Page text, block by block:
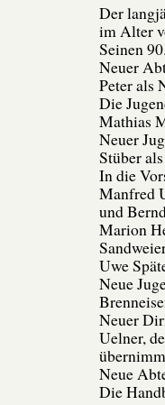
Der
im Alter
Seinen
Neuer
Peter als
Die
Mathias
Neuer
Stüber
In die
Manfred
und
Marion
Uwe
Neue
Neuer
Uelner,
Neue
Die